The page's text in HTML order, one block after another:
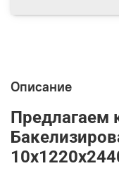
Описание
Предлагаем